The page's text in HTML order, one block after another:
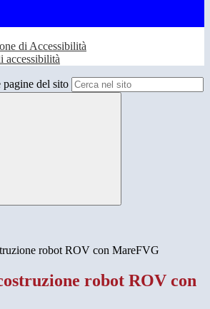
di Accessibilità
accessibilità
del sito
robot ROV con MareFVG
robot ROV con